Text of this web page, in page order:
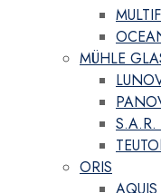
MÜHLE
S.A.R.
ORIS